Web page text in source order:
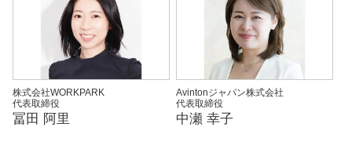
株式会社WORKPARK
代表取締役
冨田 阿里
Avintonジャパン株式会社
代表取締役
中瀬 幸子